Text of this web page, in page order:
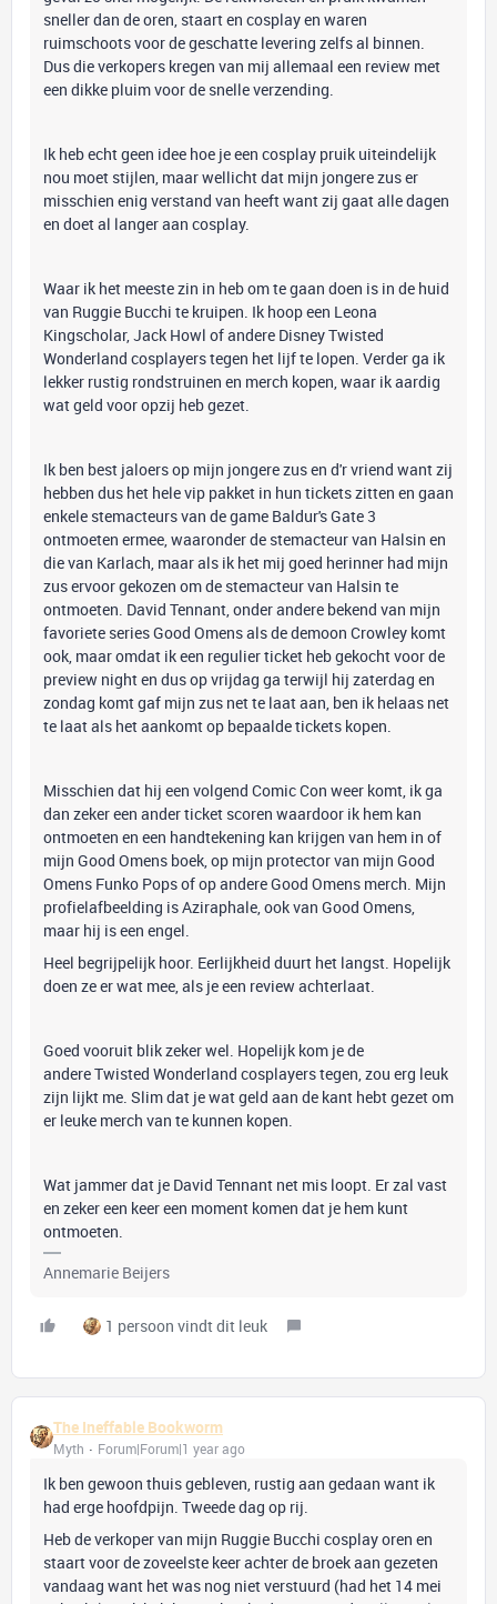
sneller dan de oren, staart en cosplay en waren
ruimschoots voor de geschatte levering zelfs al binnen.
Dus die verkopers kregen van mij allemaal een review met
een dikke pluim voor de snelle verzending.
Ik heb echt geen idee hoe je een cosplay pruik uiteindelijk
nou moet stijlen, maar wellicht dat mijn jongere zus er
misschien enig verstand van heeft want zij gaat alle dagen
en doet al langer aan cosplay.
Waar ik het meeste zin in heb om te gaan doen is in de huid
van Ruggie Bucchi te kruipen. Ik hoop een Leona
Kingscholar, Jack Howl of andere Disney Twisted
Wonderland cosplayers tegen het lijf te lopen. Verder ga ik
lekker rustig rondstruinen en merch kopen, waar ik aardig
wat geld voor opzij heb gezet.
Ik ben best jaloers op mijn jongere zus en d'r vriend want zij
hebben dus het hele vip pakket in hun tickets zitten en gaan
enkele stemacteurs van de game Baldur's Gate 3
ontmoeten ermee, waaronder de stemacteur van Halsin en
die van Karlach, maar als ik het mij goed herinner had mijn
zus ervoor gekozen om de stemacteur van Halsin te
ontmoeten. David Tennant, onder andere bekend van mijn
favoriete series Good Omens als de demoon Crowley komt
ook, maar omdat ik een regulier ticket heb gekocht voor de
preview night en dus op vrijdag ga terwijl hij zaterdag en
zondag komt gaf mijn zus net te laat aan, ben ik helaas net
te laat als het aankomt op bepaalde tickets kopen.
Misschien dat hij een volgend Comic Con weer komt, ik ga
dan zeker een ander ticket scoren waardoor ik hem kan
ontmoeten en een handtekening kan krijgen van hem in of
mijn Good Omens boek, op mijn protector van mijn Good
Omens Funko Pops of op andere Good Omens merch. Mijn
profielafbeelding is Aziraphale, ook van Good Omens,
maar hij is een engel.
Heel begrijpelijk hoor. Eerlijkheid duurt het langst. Hopelijk
doen ze er wat mee, als je een review achterlaat.
Goed vooruit blik zeker wel. Hopelijk kom je de
andere Twisted Wonderland cosplayers tegen, zou erg leuk
zijn lijkt me. Slim dat je wat geld aan de kant hebt gezet om
er leuke merch van te kunnen kopen.
Wat jammer dat je David Tennant net mis loopt. Er zal vast
en zeker een keer een moment komen dat je hem kunt
ontmoeten.
Annemarie Beijers
1 persoon vindt dit leuk
The Ineffable Bookworm
Myth Forum|Forum|1 year ago
Ik ben gewoon thuis gebleven, rustig aan gedaan want ik
had erge hoofdpijn. Tweede dag op rij.
Heb de verkoper van mijn Ruggie Bucchi cosplay oren en
staart voor de zoveelste keer achter de broek aan gezeten
vandaag want het was nog niet verstuurd (had het 14 mei